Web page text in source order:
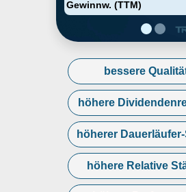
Gewinnw. (TTM)
maintenance, test
vehicle diagnostics
The company
bessere
höhere
höherer
höhere Relative